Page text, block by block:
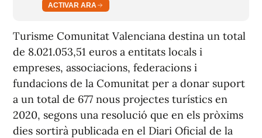
ACTIVAR ARA
Turisme Comunitat Valenciana destina un total
de 8.021.053,51 euros a entitats locals i
empreses, associacions, federacions i
fundacions de la Comunitat per a donar suport
a un total de 677 nous projectes turístics en
2020, segons una resolució que en els pròxims
dies sortirà publicada en el Diari Oficial de la